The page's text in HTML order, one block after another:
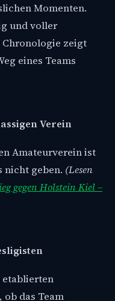
Momenten.
und voller
zeigt
eines Teams
Verein
Amateurverein ist
nicht geben. (Lesen
gegen Holstein Kiel –
etablierten
das Team